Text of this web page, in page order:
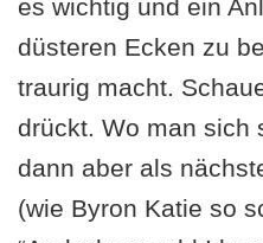
es wichtig und ein
düsteren Ecken zu
traurig macht.
drückt. Wo man sich
dann aber als
(wie Byron Katie so